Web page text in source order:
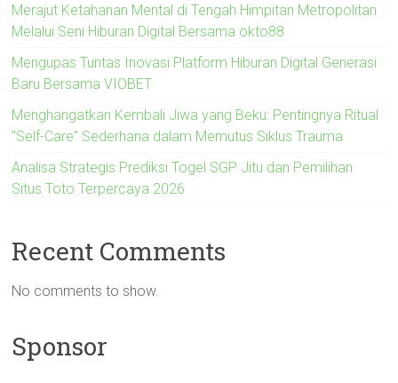
Merajut Ketahanan Mental di Tengah Himpitan Metropolitan
Melalui Seni Hiburan Digital Bersama okto88
Mengupas Tuntas Inovasi Platform Hiburan Digital Generasi
Baru Bersama VIOBET
Menghangatkan Kembali Jiwa yang Beku: Pentingnya Ritual
“Self-Care” Sederhana dalam Memutus Siklus Trauma
Analisa Strategis Prediksi Togel SGP Jitu dan Pemilihan
Situs Toto Terpercaya 2026
Recent Comments
No comments to show.
Sponsor